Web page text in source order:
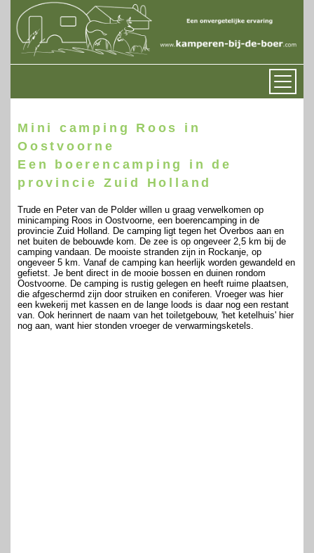
Mini camping Roos in
Oostvoorne
Een boerencamping in de
provincie Zuid Holland
Trude en Peter van de Polder willen u graag verwelkomen op
minicamping Roos in Oostvoorne, een boerencamping in de
provincie Zuid Holland. De camping ligt tegen het Overbos aan en
net buiten de bebouwde kom. De zee is op ongeveer 2,5 km bij de
camping vandaan. De mooiste stranden zijn in Rockanje, op
ongeveer 5 km. Vanaf de camping kan heerlijk worden gewandeld en
gefietst. Je bent direct in de mooie bossen en duinen rondom
Oostvoorne. De camping is rustig gelegen en heeft ruime plaatsen,
die afgeschermd zijn door struiken en coniferen. Vroeger was hier
een kwekerij met kassen en de lange loods is daar nog een restant
van. Ook herinnert de naam van het toiletgebouw, 'het ketelhuis' hier
nog aan, want hier stonden vroeger de verwarmingsketels.